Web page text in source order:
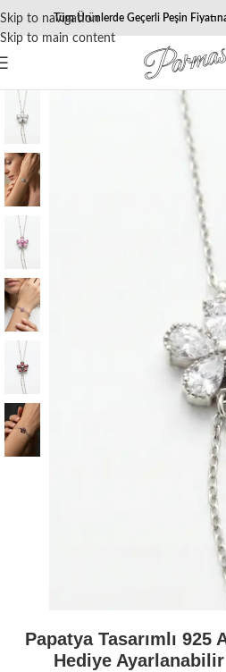
Skip to navigation
Skip to main content
Tüm Ürünlerde Geçerli Peşin
Papatya Tasarımlı 925
Hediye